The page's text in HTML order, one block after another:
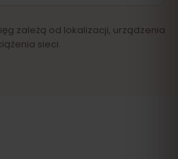
zależą od lokalizacji, urządzenia
sieci.